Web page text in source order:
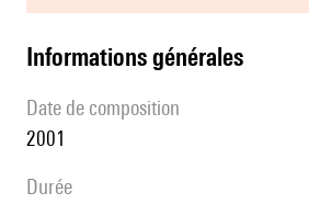
informations générales
date de composition
2001
durée